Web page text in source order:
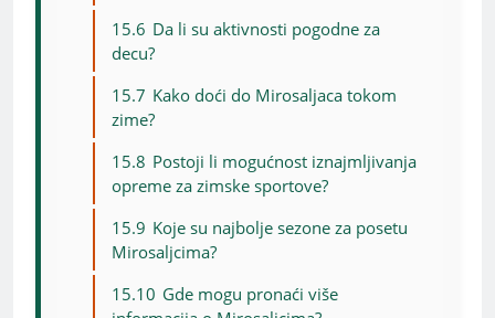
15.6 Da li su aktivnosti pogodne za
decu?
15.7 Kako doći do Mirosaljaca tokom
zime?
15.8 Postoji li mogućnost iznajmljivanja
opreme za zimske sportove?
15.9 Koje su najbolje sezone za posetu
Mirosaljcima?
15.10 Gde mogu pronaći više